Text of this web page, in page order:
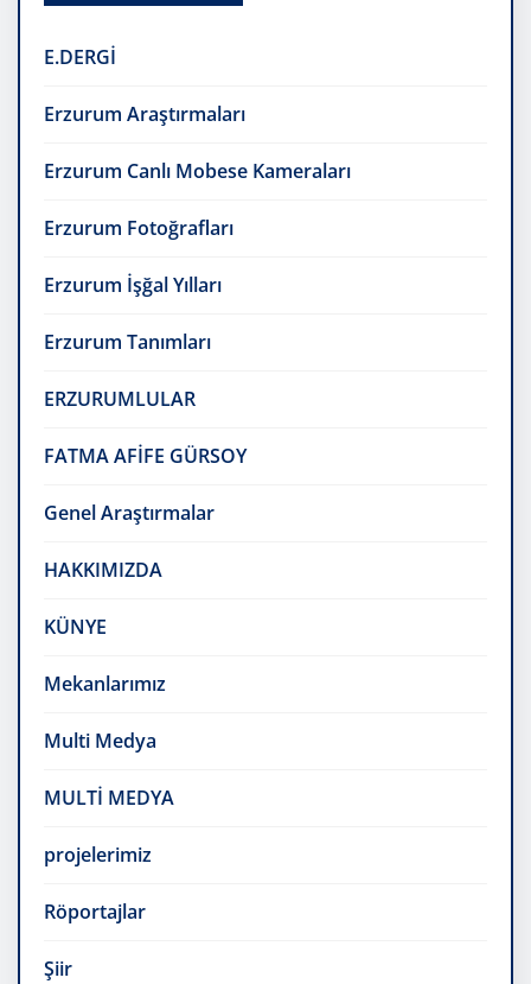
E.DERGİ
Erzurum Araştırmaları
Erzurum Canlı Mobese Kameraları
Erzurum Fotoğrafları
Erzurum İşğal Yılları
Erzurum Tanımları
ERZURUMLULAR
FATMA AFİFE GÜRSOY
Genel Araştırmalar
HAKKIMIZDA
KÜNYE
Mekanlarımız
Multi Medya
MULTİ MEDYA
projelerimiz
Röportajlar
Şiir